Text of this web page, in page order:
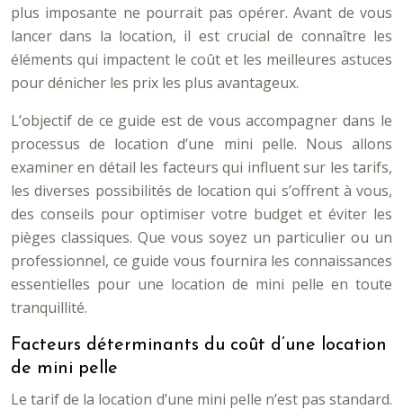
plus imposante ne pourrait pas opérer. Avant de vous
lancer dans la location, il est crucial de connaître les
éléments qui impactent le coût et les meilleures astuces
pour dénicher les prix les plus avantageux.
L’objectif de ce guide est de vous accompagner dans le
processus de location d’une mini pelle. Nous allons
examiner en détail les facteurs qui influent sur les tarifs,
les diverses possibilités de location qui s’offrent à vous,
des conseils pour optimiser votre budget et éviter les
pièges classiques. Que vous soyez un particulier ou un
professionnel, ce guide vous fournira les connaissances
essentielles pour une location de mini pelle en toute
tranquillité.
Facteurs déterminants du coût d’une location
de mini pelle
Le tarif de la location d’une mini pelle n’est pas standard.